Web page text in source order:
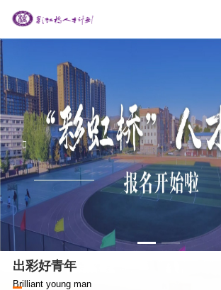
出彩好青年
Brilliant young man